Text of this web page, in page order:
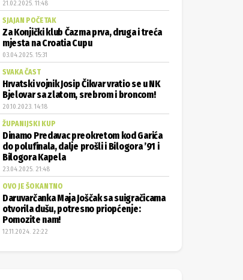
21.02.2025. 11:48
SJAJAN POČETAK
Za Konjički klub Čazma prva, druga i treća
mjesta na Croatia Cupu
03.04.2025. 15:31
SVAKA ČAST
Hrvatski vojnik Josip Čikvar vratio se u NK
Bjelovar sa zlatom, srebrom i broncom!
20.10.2023. 14:18
ŽUPANIJSKI KUP
Dinamo Predavac preokretom kod Garića
do polufinala, dalje prošli i Bilogora ’91 i
Bilogora Kapela
23.04.2025. 21:48
OVO JE ŠOKANTNO
Daruvarčanka Maja Joščak sa suigračicama
otvorila dušu, potresno priopćenje:
Pomozite nam!
12.11.2024. 22:22